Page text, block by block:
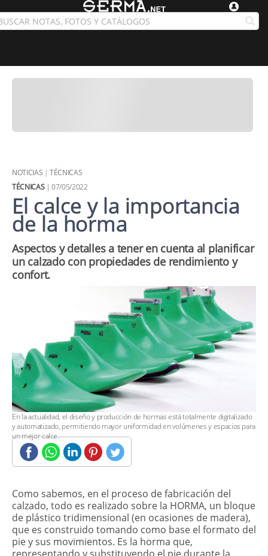
NOTICIAS |TÉCNICAS
TÉCNICAS| 07/05/2022
El calce y la importancia
de la horma
Aspectos y detalles a tener en cuenta al planificar
un calzado con propiedades de rendimiento y
confort.
En la actualidad, el diseño y producción de hormas está totalmente digitalizado
y automatizado, permitiendo mayor uniformidad en volúmenes y espacios para
un mejor calce.
Como sabemos, en el proceso de fabricación del
calzado, todo es realizado sobre la HORMA, un bloque
de plástico tridimensional (en ocasiones de madera),
que es construido tomando como base el formato del
pie y sus movimientos. Es la horma que,